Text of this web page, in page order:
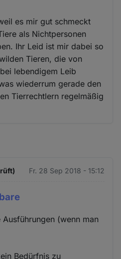
es mir gut schmeckt
als Nichtpersonen
Ihr Leid ist mir dabei so
Tieren, die von
lebendigem Leib
wiederrum gerade den
Tierrechtlern regelmäßig
Fr. 28 Sep 2018 - 15:12
(wenn man
Bedürfnis zu